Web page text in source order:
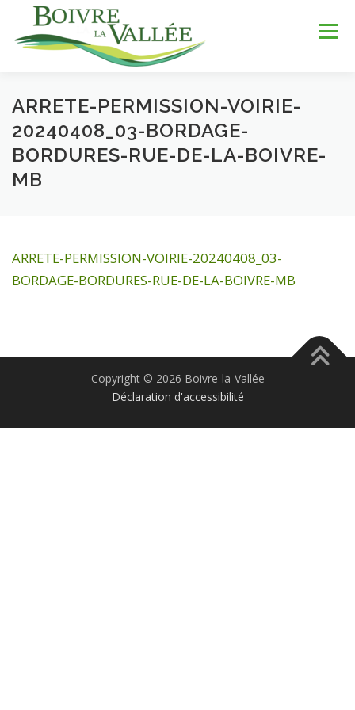
contenu
Menu
LA COMMUNE SERVICES JEUNESSE
ARRETE-PERMISSION-VOIRIE-
20240408_03-BORDAGE-
BORDURES-RUE-DE-LA-BOIVRE-
MB
ARRETE-PERMISSION-VOIRIE-20240408_03-
BORDAGE-BORDURES-RUE-DE-LA-BOIVRE-MB
Copyright © 2026 Boivre-la-Vallée
Déclaration d'accessibilité